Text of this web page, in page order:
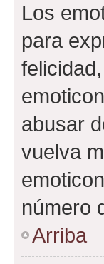
Los
para
abusar
vuelva
número
Arriba